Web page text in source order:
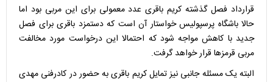
قرارداد فصل گذشته کریم باقری عدد معمولی برای این مربی بود اما
حالا باشگاه پرسپولیس خواستار آن است که دستمزد باقری برای فصل
جدید با کاهش مواجه شود که احتمالا این درخواست مورد مخالفت
مربی قرمزها قرار خواهد گرفت.
البته یک مسئله جانبی نیز تمایل کریم باقری به حضور در کادرفنی مهدی